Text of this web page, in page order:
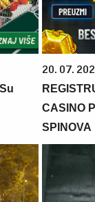
20. 07.
CASINO
SPINOVA